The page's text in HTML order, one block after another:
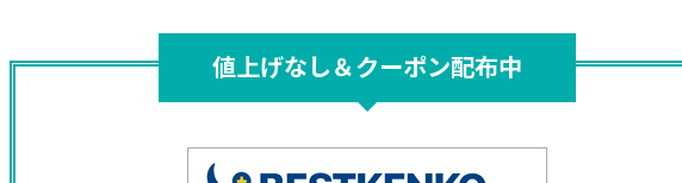
値上げなし＆クーポン配布中